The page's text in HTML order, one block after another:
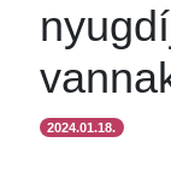
2024.01.18.